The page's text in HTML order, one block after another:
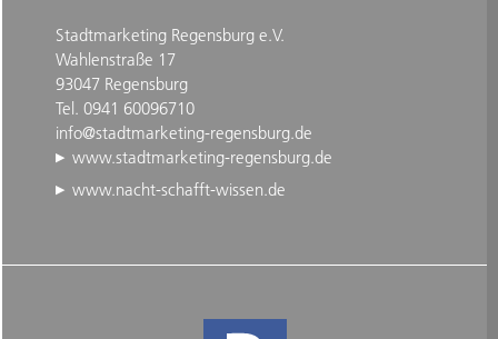
Stadtmarketing Regensburg e.V.
Wahlenstraße 17
93047 Regensburg
Tel. 0941 60096710
info@stadtmarketing-regensburg.de
www.stadtmarketing-regensburg.de
www.nacht-schafft-wissen.de